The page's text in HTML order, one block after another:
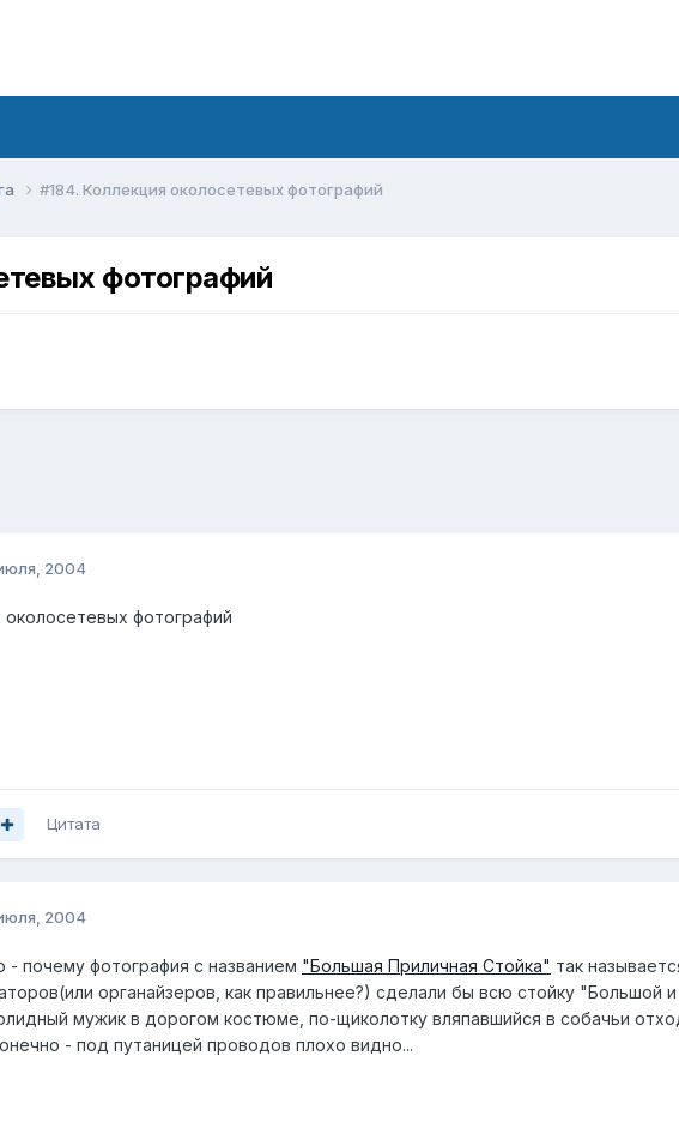
#184. Коллекция околосетевых фотографий
фотографий
2004
околосетевых фотографий
Цитата
2004
- почему фотография с названием "Большая Приличная Стойка" так
органайзеров, как правильнее?) сделали бы всю стойку
мужик в дорогом костюме, по-щиколотку вляпавшийся в собачьи
- под путаницей проводов плохо видно...